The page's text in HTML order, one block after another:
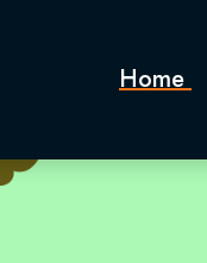
Home